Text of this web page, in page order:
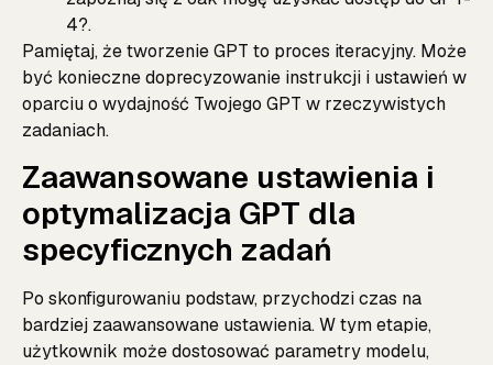
4?.
Pamiętaj, że tworzenie GPT to proces iteracyjny. Może
być konieczne doprecyzowanie instrukcji i ustawień w
oparciu o wydajność Twojego GPT w rzeczywistych
zadaniach.
Zaawansowane ustawienia i
optymalizacja GPT dla
specyficznych zadań
Po skonfigurowaniu podstaw, przychodzi czas na
bardziej zaawansowane ustawienia. W tym etapie,
użytkownik może dostosować parametry modelu,